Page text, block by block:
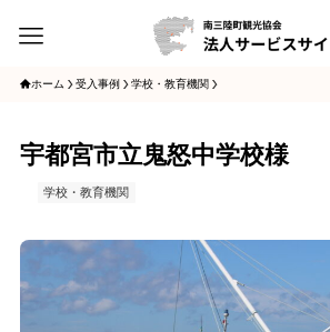
ホーム 受入事例 学校・教育機関
宇都宮市立鬼怒中学校様
学校・教育機関